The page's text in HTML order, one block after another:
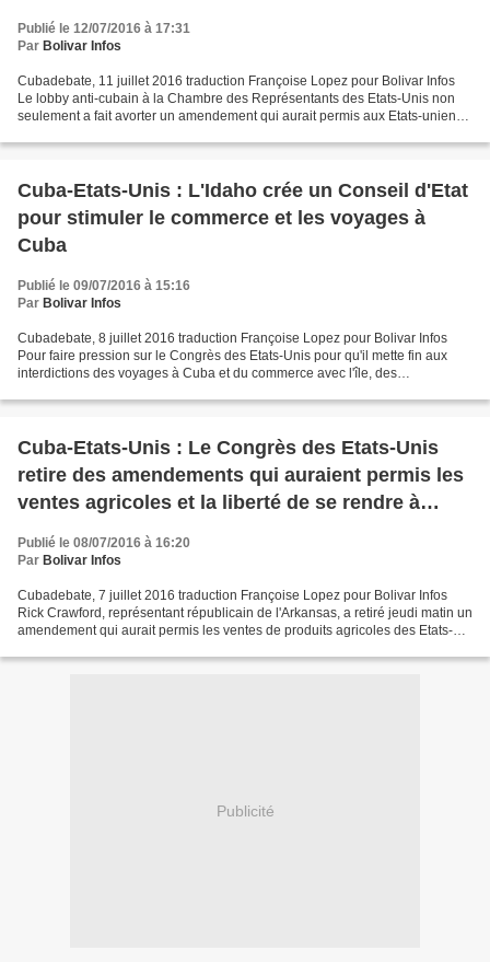
Publié le 12/07/2016 à 17:31
Par Bolivar Infos
Cubadebate, 11 juillet 2016 traduction Françoise Lopez pour Bolivar Infos
Le lobby anti-cubain à la Chambre des Représentants des Etats-Unis non
seulement a fait avorter un amendement qui aurait permis aux Etats-uniens
Cuba-Etats-Unis : L'Idaho crée un Conseil d'Etat
pour stimuler le commerce et les voyages à
Cuba
Publié le 09/07/2016 à 15:16
Par Bolivar Infos
Cubadebate, 8 juillet 2016 traduction Françoise Lopez pour Bolivar Infos
Pour faire pression sur le Congrès des Etats-Unis pour qu'il mette fin aux
interdictions des voyages à Cuba et du commerce avec l'île, des
Cuba-Etats-Unis : Le Congrès des Etats-Unis
retire des amendements qui auraient permis les
ventes agricoles et la liberté de se rendre à
Cuba
Publié le 08/07/2016 à 16:20
Par Bolivar Infos
Cubadebate, 7 juillet 2016 traduction Françoise Lopez pour Bolivar Infos
Rick Crawford, représentant républicain de l'Arkansas, a retiré jeudi matin un
amendement qui aurait permis les ventes de produits agricoles des Etats-
Publicité